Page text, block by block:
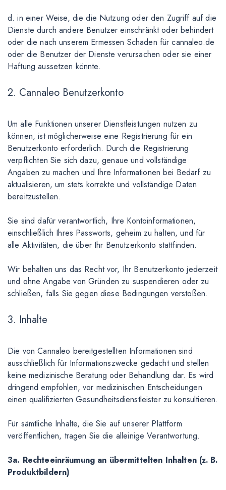
d. in einer Weise, die die Nutzung oder den Zugriff auf die
Dienste durch andere Benutzer einschränkt oder behindert
oder die nach unserem Ermessen Schaden für cannaleo.de
oder die Benutzer der Dienste verursachen oder sie einer
Haftung aussetzen könnte.
2. Cannaleo Benutzerkonto
Um alle Funktionen unserer Dienstleistungen nutzen zu
können, ist möglicherweise eine Registrierung für ein
Benutzerkonto erforderlich. Durch die Registrierung
verpflichten Sie sich dazu, genaue und vollständige
Angaben zu machen und Ihre Informationen bei Bedarf zu
aktualisieren, um stets korrekte und vollständige Daten
bereitzustellen.
Sie sind dafür verantwortlich, Ihre Kontoinformationen,
einschließlich Ihres Passworts, geheim zu halten, und für
alle Aktivitäten, die über Ihr Benutzerkonto stattfinden.
Wir behalten uns das Recht vor, Ihr Benutzerkonto jederzeit
und ohne Angabe von Gründen zu suspendieren oder zu
schließen, falls Sie gegen diese Bedingungen verstoßen.
3. Inhalte
Die von Cannaleo bereitgestellten Informationen sind
ausschließlich für Informationszwecke gedacht und stellen
keine medizinische Beratung oder Behandlung dar. Es wird
dringend empfohlen, vor medizinischen Entscheidungen
einen qualifizierten Gesundheitsdienstleister zu konsultieren.
Für sämtliche Inhalte, die Sie auf unserer Plattform
veröffentlichen, tragen Sie die alleinige Verantwortung.
3a. Rechteeinräumung an übermittelten Inhalten (z. B.
Produktbildern)